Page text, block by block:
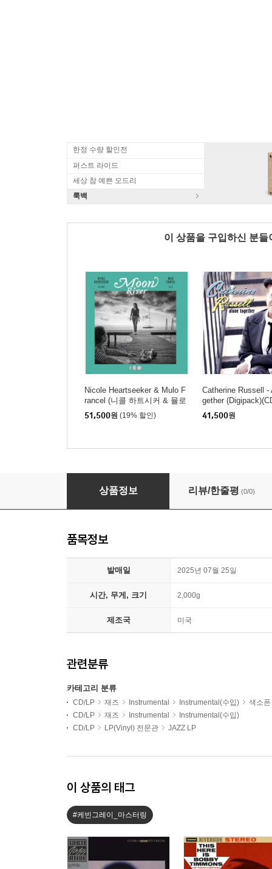
한정 수량 할인전
퍼스트 라이드
세상 참 예쁜 오드리
룩백
이 상품을 구입하신 분
Nicole Heartseeker & Mulo F
rancel (니콜 하트시커 & 뮬로
프란셀) - Moon River [LP]
51,500원 (19% 할인)
Catherine Russell -
gether
41,500원
Sam Rivers (샘 리버스) - A New Conception
상품정보 리뷰/한줄평 (0/0)
품목정보
발매일 2025년 07월 25일
시간, 무게, 크기 2,000g
제조국 미국
관련분류
카테고리 분류
CD/LP 재즈 Instrumental Instrumental(수입)
색소폰
CD/LP
재즈 Instrumental
Instrumental(수입)
CD/LP
LP(Vinyl) 전문관 JAZZ LP
이 상품의 태그
#케빈그레이_마스터링